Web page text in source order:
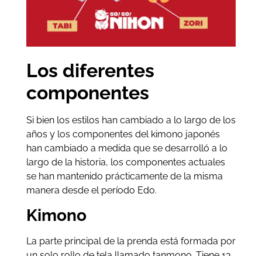
Los diferentes
componentes
Si bien los estilos han cambiado a lo largo de los
años y los componentes del kimono japonés
han cambiado a medida que se desarrolló a lo
largo de la historia, los componentes actuales
se han mantenido prácticamente de la misma
manera desde el período Edo.
Kimono
La parte principal de la prenda está formada por